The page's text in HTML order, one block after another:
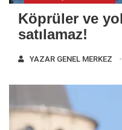
Köprüler ve
satılamaz!
YAZAR GENEL MERKEZ